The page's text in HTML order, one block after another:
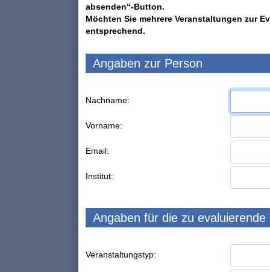
absenden“-Button.
Möchten Sie mehrere Veranstaltungen zur
entsprechend.
Angaben zur Person
Nachname:
Vorname:
Email:
Institut:
Angaben für die zu evaluierende
Veranstaltungstyp: